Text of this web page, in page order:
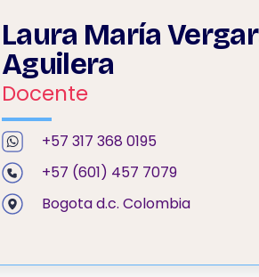
Laura María
Aguilera
Docente
+57 317 368 0195
+57 (601) 457 7079
Bogota d.c. Colombia